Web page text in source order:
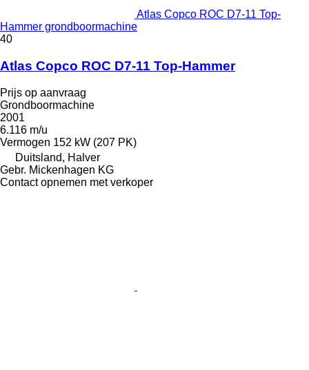
Atlas Copco ROC D7-11 Top-
Hammer grondboormachine
40
Atlas Copco ROC D7-11 Top-Hammer
Prijs op aanvraag
Grondboormachine
2001
6.116 m/u
Vermogen 152 kW (207 PK)
Duitsland, Halver
Gebr. Mickenhagen KG
Contact opnemen met verkoper